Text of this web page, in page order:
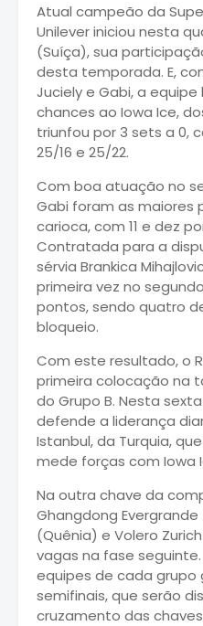
Atual campeão da
Unilever iniciou nesta
(Suíça), sua
desta temporada. E,
Juciely e Gabi, a
chances ao Iowa Ice,
triunfou por 3 sets a 0,
25/16 e 25/22.
Com boa atuação no
Gabi foram as maiores
carioca, com 11 e dez
Contratada para a
sérvia Brankica
primeira vez no
pontos, sendo quatro
bloqueio.
Com este resultado, o
primeira colocação na
do Grupo B. Nesta
defende a liderança
Istanbul, da Turquia,
mede forças com Iowa
Na outra chave da
Ghangdong Evergrande
(Quênia) e Volero
vagas na fase
equipes de cada grupo
semifinais, que serão
cruzamento das